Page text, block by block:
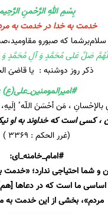
بِسْمِ اللهِ الرَّحْمنِ
خدمت به خدا در خدمت به
سلام‌برشما که صبورو
صَلِّ عَلی مُحَمَّدٍ وَ آلِ مُحَمَّدٍ
ذکر روز دوشنبه : یا قاضیَ
، مَن أحْسَنَ اللّه
، كسى است كه خداوند به او
(غرر الحكم : ۳۳۶۹ )
#امام_خامنه_ای:
شما احتیاجی ندارد؛
ما است که در دعاها
مردم»، بخشی از این خدمت به